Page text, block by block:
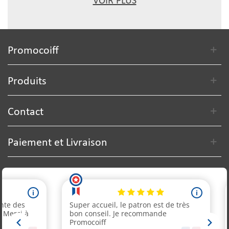
Promocoiff
Produits
Contact
Paiement et Livraison